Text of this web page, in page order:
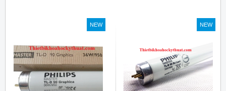
cả ban đầu và trong suốt
tuổi thọ của bóng đèn, với
thông cao
- Tạo ra từ màu trắng ấm
đến ánh sáng ban ngày mát
sắc trực quan. Giúp người
dùng có thể phát hiện và
và keo trong sản phẩm.
NEW NEW